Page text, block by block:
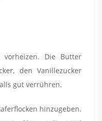
Die Butter
den Vanillezucker
gut verrühren.
hinzugeben.